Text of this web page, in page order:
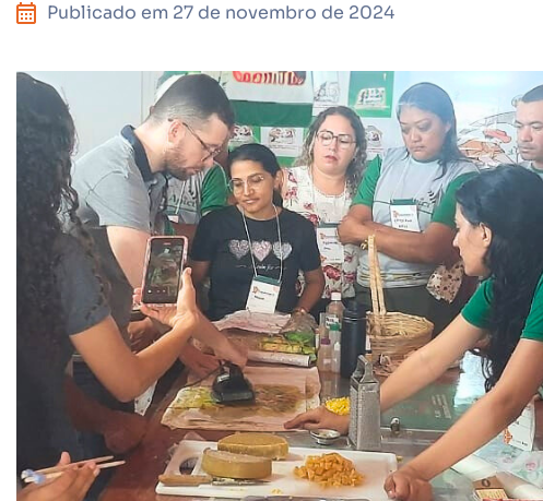
Publicado em 27 de novembro de 2024